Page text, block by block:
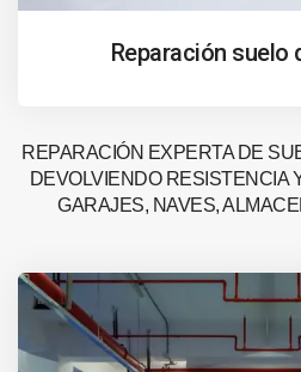
Reparación suelo
REPARACIÓN EXPERTA DE
DEVOLVIENDO RESISTENCIA
GARAJES, NAVES,